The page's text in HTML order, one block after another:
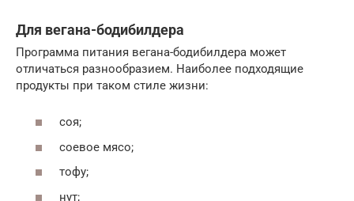
Для вегана-бодибилдера
Программа питания вегана-бодибилдера может
отличаться разнообразием. Наиболее подходящие
продукты при таком стиле жизни:
соя;
соевое мясо;
тофу;
нут;